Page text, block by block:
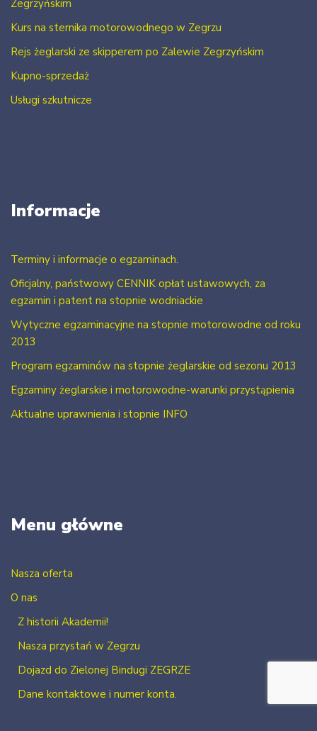
Zegrzyńskim
Kurs na sternika motorowodnego w Zegrzu
Rejs żeglarski ze skipperem po Zalewie Zegrzyńskim
Kupno-sprzedaż
Usługi szkutnicze
Informacje
Terminy i informacje o egzaminach.
Oficjalny, państwowy CENNIK opłat ustawowych, za
egzamin i patent na stopnie wodniackie
Wytyczne egzaminacyjne na stopnie motorowodne od roku
2013
Program egzaminów na stopnie żeglarskie od sezonu 2013
Egzaminy żeglarskie i motorowodne-warunki przystąpienia
Aktualne uprawnienia i stopnie INFO
Menu główne
Nasza oferta
O nas
Z historii Akademii!
Nasza przystań w Zegrzu
Dojazd do Zielonej Bindugi ZEGRZE
Dane kontaktowe i numer konta.